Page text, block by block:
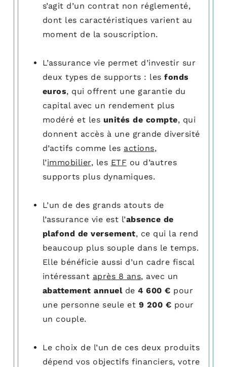
s’agit d’un contrat non réglementé,
dont les caractéristiques varient au
moment de la souscription.
L’assurance vie permet d’investir sur
deux types de supports : lesfonds
euros, qui offrent une garantie du
capital avec un rendement plus
modéré et les unités de compte, qui
donnent accès à une grande diversité
d’actifs comme les actions,
l’immobilier, les ETF ou d’autres
supports plus dynamiques.
L’un de des grands atouts de
l’assurance vie est l’absence de
plafond de versement, ce qui la rend
beaucoup plus souple dans le temps.
Elle bénéficie aussi d’un cadre fiscal
intéressant après 8 ans, avec un
abattement annuelde4 600 € pour
une personne seule et 9 200 € pour
un couple.
Le choix de l’un de ces deux produits
dépend vos objectifs financiers, votre